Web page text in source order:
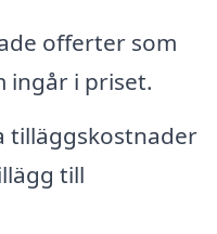
offerter som
ingår i priset.
tilläggskostnader
till